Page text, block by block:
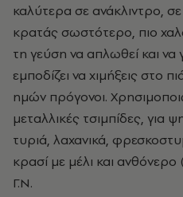
καλύτερα σε ανάκλιντρο, σε
κρατάς σωστότερο, πιο
τη γεύση να απλωθεί και να
εμποδίζει να χιμήξεις στο
ημών πρόγονοι.
μεταλλικές τσιμπίδες, για
τυριά, λαχανικά,
κρασί με μέλι και
Γ.Ν.